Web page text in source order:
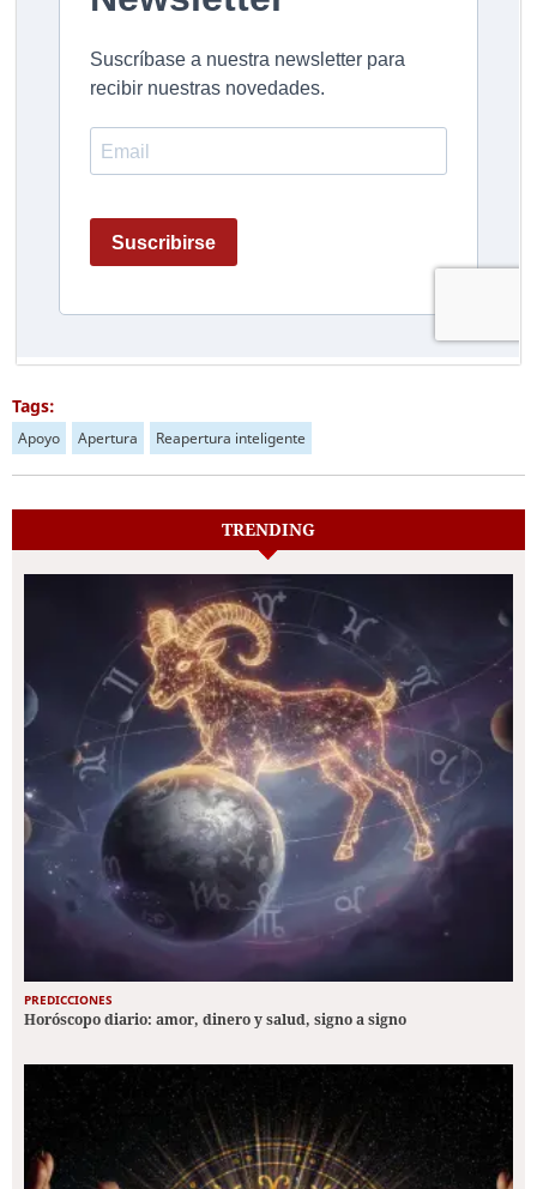
Tags:
Apoyo Apertura Reapertura inteligente
TRENDING
PREDICCIONES
Horóscopo diario: amor, dinero y salud, signo a signo